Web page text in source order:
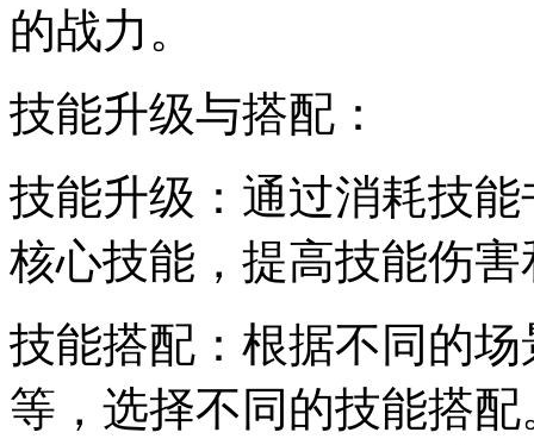
的战力。
技能升级与搭配：
技能升级：通过消耗技
核心技能，提高技能伤
技能搭配：根据不同的
等，选择不同的技能搭